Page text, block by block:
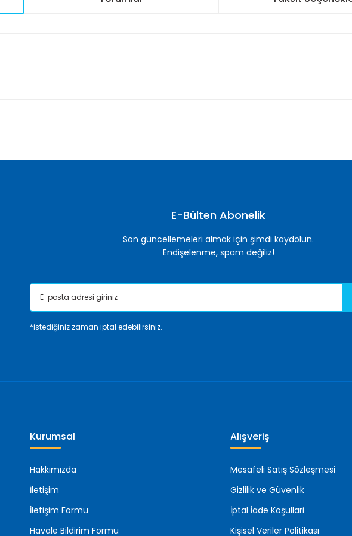
E-Bülten Abonelik
Son güncellemeleri almak için şimdi kaydolun.
Endişelenme, spam değiliz!
*istediğiniz zaman iptal edebilirsiniz.
Kurumsal
Hakkımızda
İletişim
İletişim Formu
Havale Bildirim Formu
Alışveriş
Mesafeli Satış Sözleşmesi
Gizlilik ve Güvenlik
İptal İade Koşullari
Kişisel Veriler Politikası